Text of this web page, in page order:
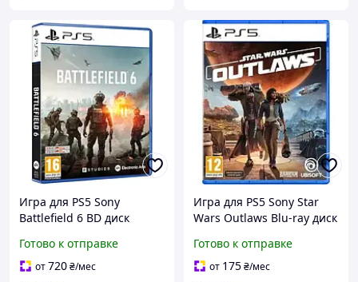
Игра для PS5 Sony
Battlefield 6 BD диск
Готово к отправке
от720₴/мес
Игра для PS5 Sony Star
Wars Outlaws Blu-ray диск
Готово к отправке
от 175₴/мес